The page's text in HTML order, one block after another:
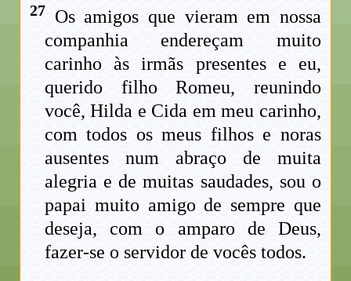
27 Os amigos que vieram em nossa
companhia endereçam muito
carinho às irmãs presentes e eu,
querido filho Romeu, reunindo
você, Hilda e Cida em meu carinho,
com todos os meus filhos e noras
ausentes num abraço de muita
alegria e de muitas saudades, sou o
papai muito amigo de sempre que
deseja, com o amparo de Deus,
fazer-se o servidor de vocês todos.